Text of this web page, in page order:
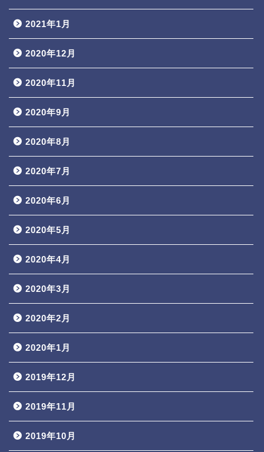
2021年1月
2020年12月
2020年11月
2020年9月
2020年8月
2020年7月
2020年6月
2020年5月
2020年4月
2020年3月
2020年2月
2020年1月
2019年12月
2019年11月
2019年10月